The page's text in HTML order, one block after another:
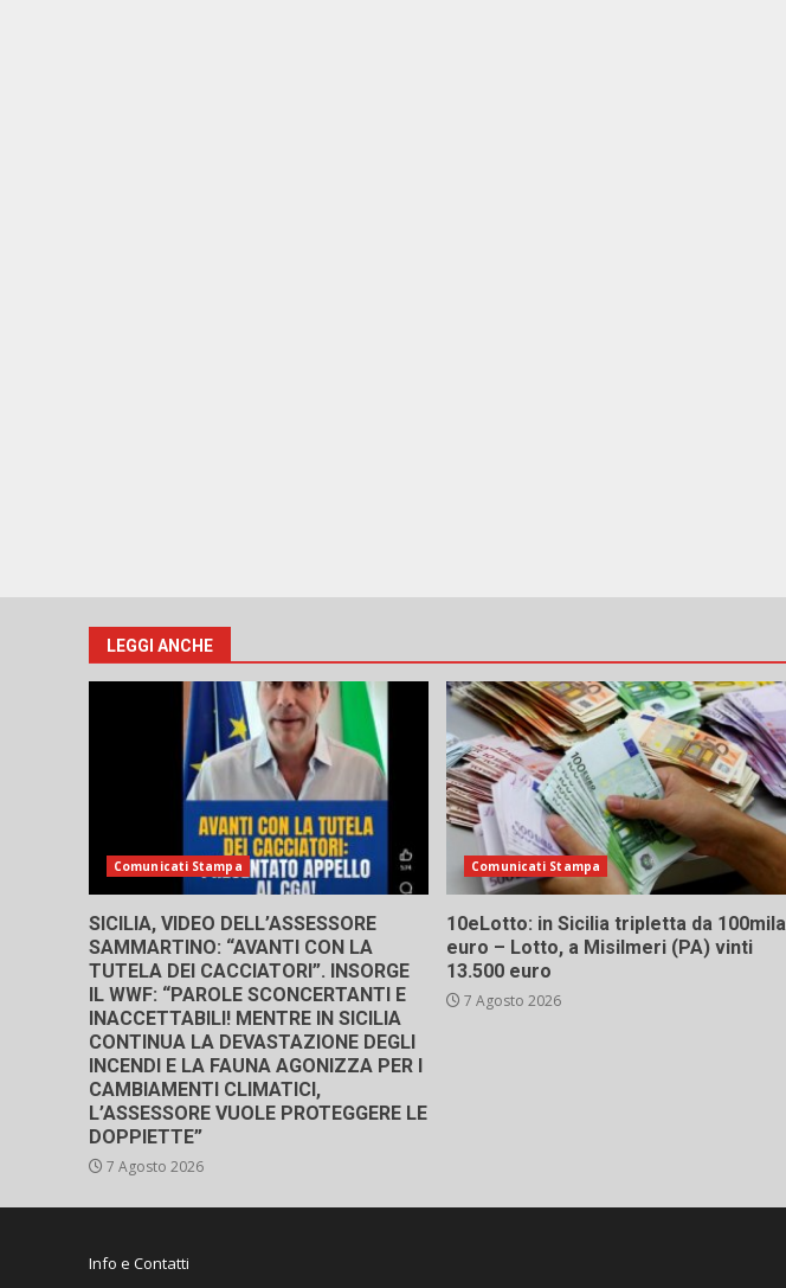
LEGGI ANCHE
Comunicati Stampa
SICILIA, VIDEO DELL’ASSESSORE
SAMMARTINO: “AVANTI CON LA
TUTELA DEI CACCIATORI”. INSORGE
IL WWF: “PAROLE SCONCERTANTI E
INACCETTABILI! MENTRE IN SICILIA
CONTINUA LA DEVASTAZIONE DEGLI
INCENDI E LA FAUNA AGONIZZA PER I
CAMBIAMENTI CLIMATICI,
L’ASSESSORE VUOLE PROTEGGERE LE
DOPPIETTE”
7 Agosto 2026
Comunicati Stampa
10eLotto: in Sicilia tripletta da 100mila
euro – Lotto, a Misilmeri (PA) vinti
13.500 euro
7 Agosto 2026
Info e Contatti